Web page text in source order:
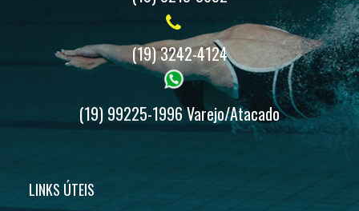
(19) 3242-4124
(19) 99225-1996 Varejo/Atacado
LINKS ÚTEIS